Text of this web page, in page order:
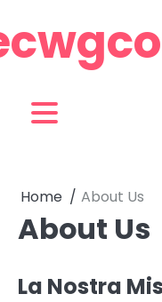
to
content
Home About Us
About Us
La Nostra